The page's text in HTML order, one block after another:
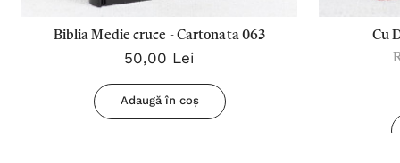
Biblia Medie cruce - Cartonata 063
50,00 Lei
Adaugă în coș
Cu